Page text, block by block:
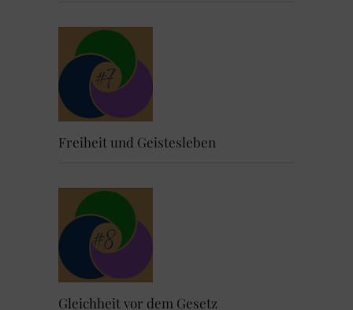
Freiheit und Geistesleben
Gleichheit vor dem Gesetz